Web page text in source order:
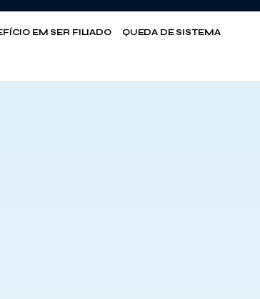
EM SER FILIADO QUEDA DE SISTEMA